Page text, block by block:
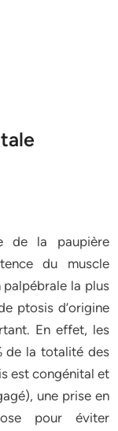
de la paupière
du muscle
la plus
ptosis d’origine
En effet, les
de la totalité des
est congénital et
une prise en
pour éviter